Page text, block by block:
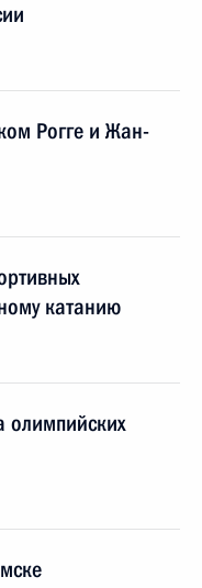
Рогге и Жан-
катанию
олимпийских